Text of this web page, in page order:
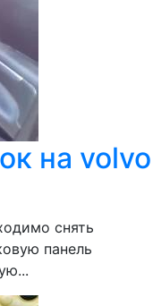
на volvo
снять
панель